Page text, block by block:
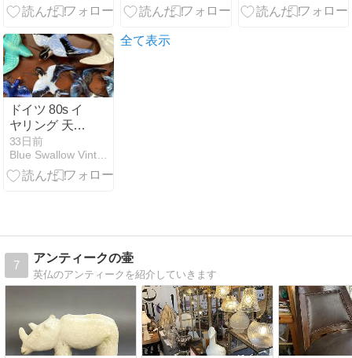
テージ
ドイツ 80s イ
ヤリング 天使
の羽 大ぶり ビ
ンテージ
33日前
Blue Swallow Vintage
全て表示
7
アンティークの壷
英仏のアンティークを紹介していきます